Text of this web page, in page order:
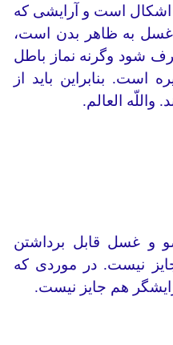
است و آرایشی که
به ظاهر بدن است،
شود وگرنه نماز باطل
است. بنابراین باید از
واللّه العالم.
و غسل قابل برداشتن
نیست. در موردی که
هم جایز نیست.